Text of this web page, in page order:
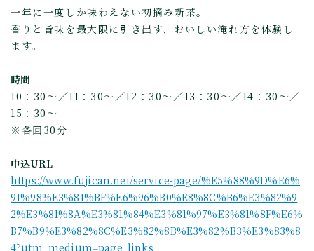
一年に一度しか味わえない初摘み新茶。
香りと旨味を最大限に引き出す、おいしい淹れ方を体験し
ます。
時間
10：30～／11：30～／12：30～／13：30～／14：30～／
15：30～
※各回30分
申込URL
https://www.fujican.net/service-page/%E5%88%9D%E6%
91%98%E3%81%BF%E6%96%B0%E8%8C%B6%E3%82%9
2%E3%81%8A%E3%81%84%E3%81%97%E3%81%8F%E6%
B7%B9%E3%82%8C%E3%82%8B%E3%82%B3%E3%83%8
4?utm_medium=page_links